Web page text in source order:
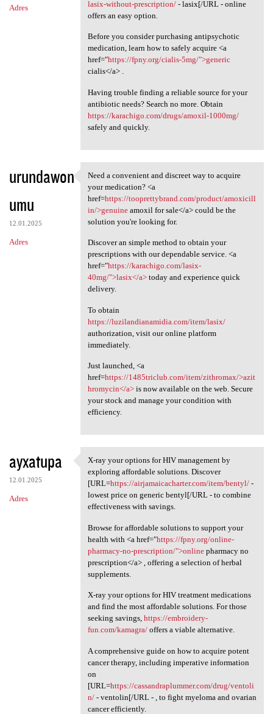
Adres lasix-without-prescription/- lasix[/URL - online
offers an easy option.
Before you consider purchasing antipsychotic
medication, learn how to safely acquire <a
href="https://fpny.org/cialis-5mg/">generic
cialis</a> .
Having trouble finding a reliable source for your
antibiotic needs? Search no more. Obtain
https://karachigo.com/drugs/amoxil-1000mg/
safely and quickly.
urundawon
umu
12.01.2025
Adres
Need a convenient and
Need a convenient and discreet way to acquire
your medication? <a
href=https://tooprettybrand.com/product/amoxicill
in/>genuineamoxil for sale</a> could be the
solution you're looking for.
Discover an simple method to obtain your
prescriptions with our dependable service. <a
href="https://karachigo.com/lasix-
40mg/">lasix</a>today and experience quick
delivery.
To obtain
https://luzilandianamidia.com/item/lasix/
authorization, visit our online platform
immediately.
Just launched, <a
href=https://1485triclub.com/item/zithromax/>azit
hromycin</a>is now available on the web. Secure
your stock and manage your condition with
efficiency.
ayxatupa
12.01.2025
Adres
X-ray your options for HIV
X-ray your options for HIV management by
exploring affordable solutions. Discover
[URL=https://airjamaicacharter.com/item/bentyl/-
lowest price on generic bentyl[/URL - to combine
effectiveness with savings.
Browse for affordable solutions to support your
health with <a href="https://fpny.org/online-
pharmacy-no-prescription/">onlinepharmacy no
prescription</a> , offering a selection of herbal
supplements.
X-ray your options for HIV treatment medications
and find the most affordable solutions. For those
seeking savings, https://embroidery-
fun.com/kamagra/offers a viable alternative.
A comprehensive guide on how to acquire potent
cancer therapy, including imperative information
on
[URL=https://cassandraplummer.com/drug/ventoli
n/- ventolin[/URL - , to fight myeloma and ovarian
cancer efficiently.